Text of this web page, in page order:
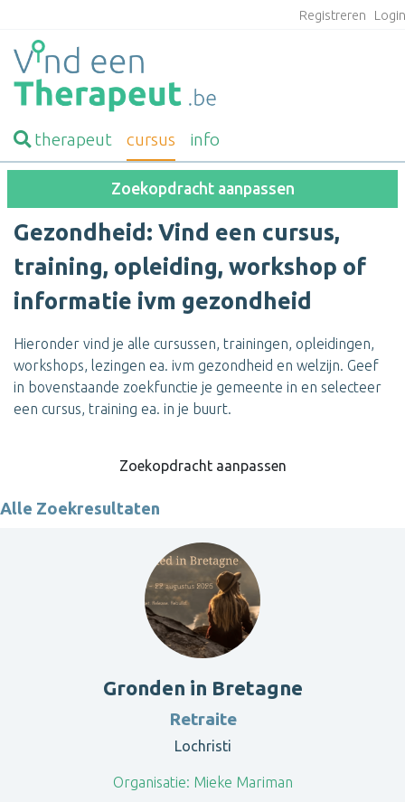
Registreren
therapeut cursus info
Zoekopdracht aanpassen
Gezondheid: Vind een cursus,
training, opleiding, workshop of
informatie ivm gezondheid
Hieronder vind je alle cursussen, trainingen, opleidingen,
workshops, lezingen ea. ivm gezondheid en welzijn. Geef
in bovenstaande zoekfunctie je gemeente in en selecteer
een cursus, training ea. in je buurt.
Zoekopdracht aanpassen
Alle Zoekresultaten
Gronden in Bretagne
Retraite
Lochristi
Organisatie: Mieke Mariman